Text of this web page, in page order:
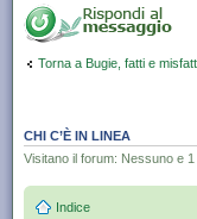
Torna a Bugie, fatti e
CHI C’È IN LINEA
Visitano il forum: Nessuno e
Indice